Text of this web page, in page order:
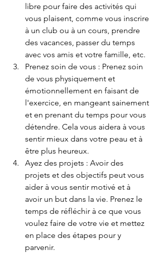
libre pour faire des activités qui
vous plaisent, comme vous inscrire
à un club ou à un cours, prendre
des vacances, passer du temps
avec vos amis et votre famille, etc.
Prenez soin de vous : Prenez soin
de vous physiquement et
émotionnellement en faisant de
l'exercice, en mangeant sainement
et en prenant du temps pour vous
détendre. Cela vous aidera à vous
sentir mieux dans votre peau et à
être plus heureux.
Ayez des projets : Avoir des
projets et des objectifs peut vous
aider à vous sentir motivé et à
avoir un but dans la vie. Prenez le
temps de réfléchir à ce que vous
voulez faire de votre vie et mettez
en place des étapes pour y
parvenir.